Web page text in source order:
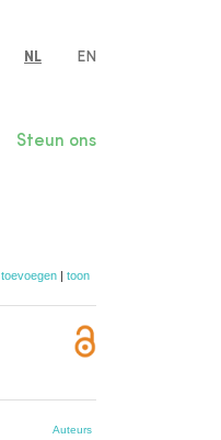
NL EN
Steun ons
toevoegen | toon
Auteurs